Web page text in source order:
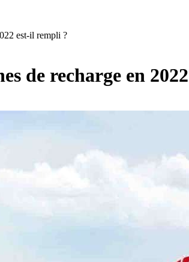
est-il rempli ?
de recharge en